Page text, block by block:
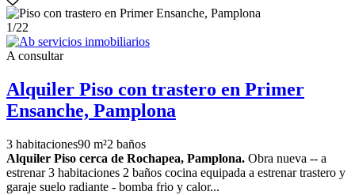
1/22
A consultar
Alquiler Piso con trastero en Primer
Ensanche, Pamplona
3 habitaciones90 m²2 baños
Alquiler Piso cerca de Rochapea, Pamplona. Obra nueva -- a
estrenar 3 habitaciones 2 baños cocina equipada a estrenar trastero y
garaje suelo radiante - bomba frio y calor...